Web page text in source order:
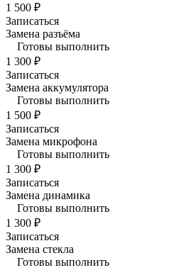
1 500 ₽
Записаться
Замена разъёма
Готовы выполнить
1 300 ₽
Записаться
Замена аккумулятора
Готовы выполнить
1 500 ₽
Записаться
Замена микрофона
Готовы выполнить
1 300 ₽
Записаться
Замена динамика
Готовы выполнить
1 300 ₽
Записаться
Замена стекла
Готовы выполнить